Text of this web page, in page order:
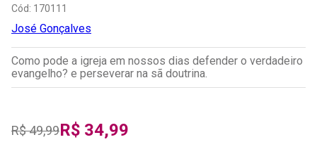
Cód: 170111
José Gonçalves
Como pode a igreja em nossos dias defender o verdadeiro
evangelho? e perseverar na sã doutrina.
R$49,99R$ 34,99